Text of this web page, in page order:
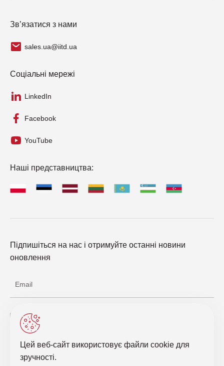
Зв’язатися з нами
sales.ua@iitd.ua
Наші представництва:
Соціальні мережі
LinkedIn
Facebook
YouTube
Підпишіться на нас і отримуйте останні новини
оновлення
Відправити запит
Погоджуюся з обробкою персональних даних
Цей веб-сайт використовує файли cookie для
зручності.